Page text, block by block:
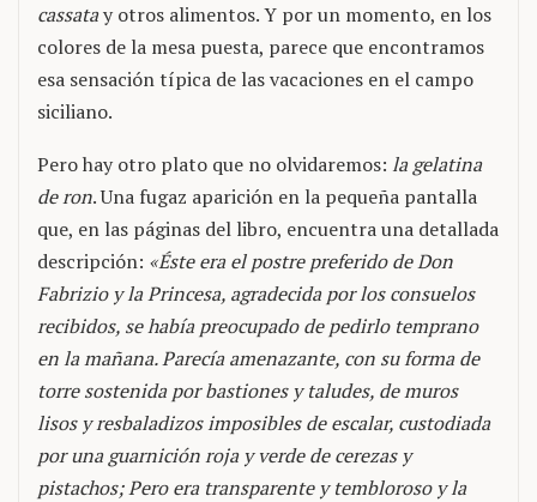
cassatay otros alimentos. Y por un momento, en los
colores de la mesa puesta, parece que encontramos
esa sensación típica de las vacaciones en el campo
siciliano.
Pero hay otro plato que no olvidaremos: la gelatina
de ron. Una fugaz aparición en la pequeña pantalla
que, en las páginas del libro, encuentra una detallada
descripción: «Éste era el postre preferido de Don
Fabrizio y la Princesa, agradecida por los consuelos
recibidos, se había preocupado de pedirlo temprano
en la mañana. Parecía amenazante, con su forma de
torre sostenida por bastiones y taludes, de muros
lisos y resbaladizos imposibles de escalar, custodiada
por una guarnición roja y verde de cerezas y
pistachos; Pero era transparente y tembloroso y la